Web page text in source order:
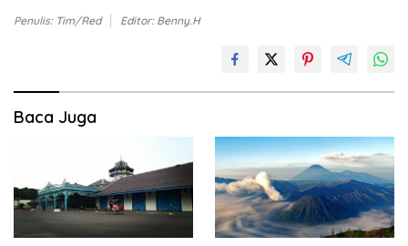
Penulis: Tim/Red Editor: Benny.H
Baca Juga